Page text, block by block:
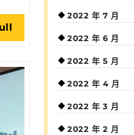
Full
2022 年 7 月
2022 年 6 月
2022 年 5 月
2022 年 4 月
2022 年 3 月
2022 年 2 月